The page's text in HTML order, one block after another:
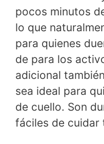
pocos minutos
lo que
para quienes
de para los
adicional
sea ideal para
de cuello. Son
fáciles de cuidar